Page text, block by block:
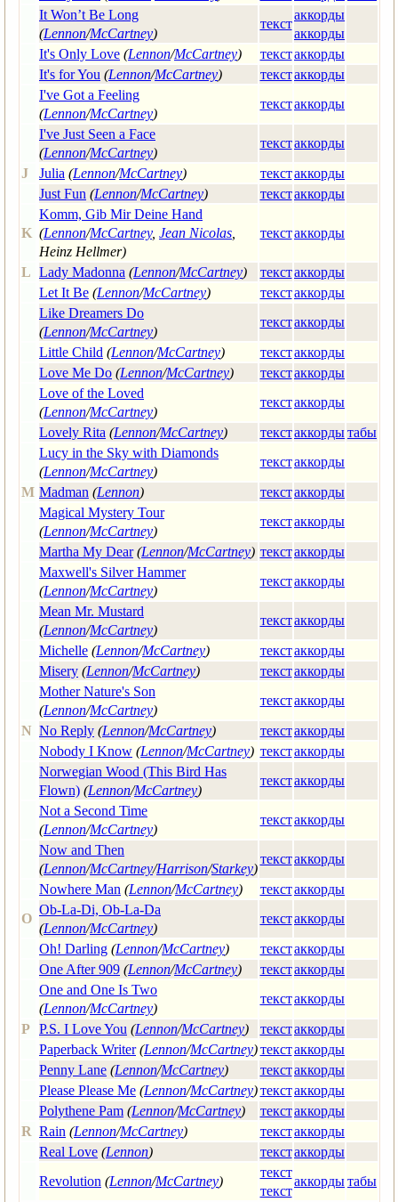
It Won’t Be Long
(Lennon/McCartney)
текст
аккорды
аккорды
It's Only Love (Lennon/McCartney) текстаккорды
It's for You (Lennon/McCartney) текстаккорды
I've Got a Feeling
(Lennon/McCartney)
текстаккорды
I've Just Seen a Face
(Lennon/McCartney)
текстаккорды
J
Julia (Lennon/McCartney) текстаккорды
Just Fun (Lennon/McCartney) текстаккорды
K
Komm, Gib Mir Deine Hand
(Lennon/McCartney, Jean Nicolas
Heinz Hellmer)
текстаккорды
L Lady Madonna (Lennon/McCartney) текстаккорды
Let It Be (Lennon/McCartney) текстаккорды
Like Dreamers Do
(Lennon/McCartney)
текстаккорды
Little Child (Lennon/McCartney) текстаккорды
Love Me Do (Lennon/McCartney) текстаккорды
Love of the Loved
(Lennon/McCartney)
текстаккорды
Lovely Rita (Lennon/McCartney) текстаккордытабы
Lucy in the Sky with Diamonds
(Lennon/McCartney)
текстаккорды
M Madman (Lennon) текстаккорды
Magical Mystery Tour
(Lennon/McCartney)
текстаккорды
Martha My Dear (Lennon/McCartney) текстаккорды
Maxwell's Silver Hammer
(Lennon/McCartney)
текстаккорды
Mean Mr. Mustard
(Lennon/McCartney)
текстаккорды
Michelle (Lennon/McCartney) текстаккорды
Misery (Lennon/McCartney) текстаккорды
Mother Nature's Son
(Lennon/McCartney)
текстаккорды
N No Reply (Lennon/McCartney) текстаккорды
Nobody I Know (Lennon/McCartney) текстаккорды
Norwegian Wood (This Bird Has
Flown) (Lennon/McCartney)
текстаккорды
Not a Second Time
(Lennon/McCartney)
текстаккорды
Now and Then
(Lennon/McCartney/Harrison/Starkey)
текстаккорды
Nowhere Man (Lennon/McCartney) текстаккорды
O
Ob-La-Di, Ob-La-Da
(Lennon/McCartney)
текстаккорды
Oh! Darling (Lennon/McCartney) текстаккорды
One After 909 (Lennon/McCartney) текстаккорды
One and One Is Two
(Lennon/McCartney)
текстаккорды
P P.S. I Love You (Lennon/McCartney) текстаккорды
Paperback Writer (Lennon/McCartney)текстаккорды
Penny Lane (Lennon/McCartney) текстаккорды
Please Please Me (Lennon/McCartney)текстаккорды
Polythene Pam (Lennon/McCartney) текстаккорды
R Rain (Lennon/McCartney) текстаккорды
Real Love (Lennon) текстаккорды
Revolution (Lennon/McCartney)
текст
текст
аккордытабы